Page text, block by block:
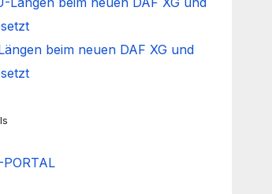
beim neuen DAF XG und